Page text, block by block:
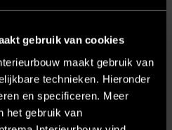
gebruik van cookies
maakt gebruik van
technieken. Hieronder
en specificeren. Meer
het gebruik van